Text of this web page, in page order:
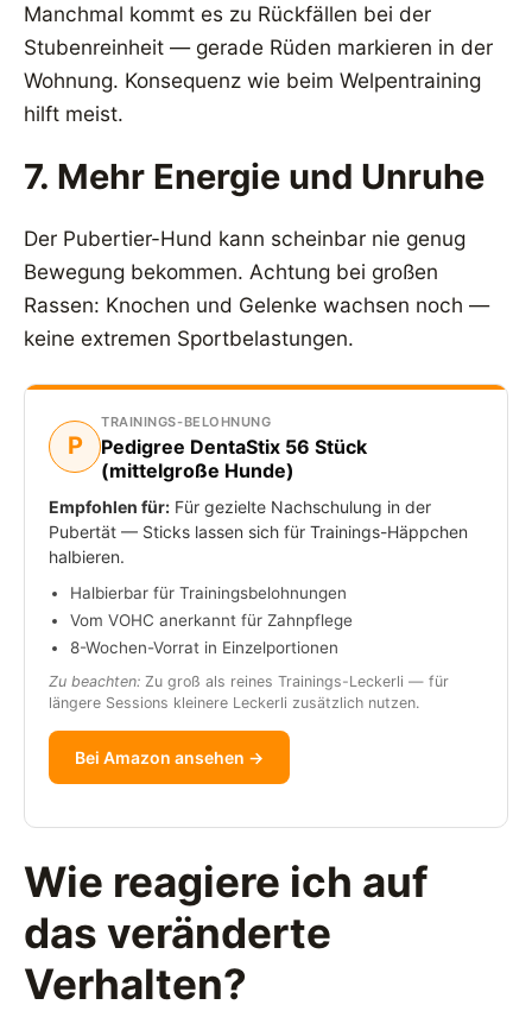
Manchmal kommt es zu Rückfällen bei der
Stubenreinheit — gerade Rüden markieren in der
Wohnung. Konsequenz wie beim Welpentraining
hilft meist.
7. Mehr Energie und Unruhe
Der Pubertier-Hund kann scheinbar nie genug
Bewegung bekommen. Achtung bei großen
Rassen: Knochen und Gelenke wachsen noch —
keine extremen Sportbelastungen.
P
TRAININGS-BELOHNUNG
Pedigree DentaStix 56 Stück
(mittelgroße Hunde)
Empfohlen für: Für gezielte Nachschulung in der
Pubertät — Sticks lassen sich für Trainings-Häppchen
halbieren.
Halbierbar für Trainingsbelohnungen
Vom VOHC anerkannt für Zahnpflege
8-Wochen-Vorrat in Einzelportionen
Zu beachten: Zu groß als reines Trainings-Leckerli — für
längere Sessions kleinere Leckerli zusätzlich nutzen.
Bei Amazon ansehen →
Wie reagiere ich auf
das veränderte
Verhalten?